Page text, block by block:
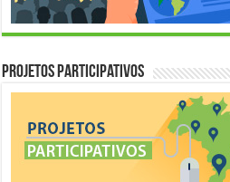
Projetos Participativos